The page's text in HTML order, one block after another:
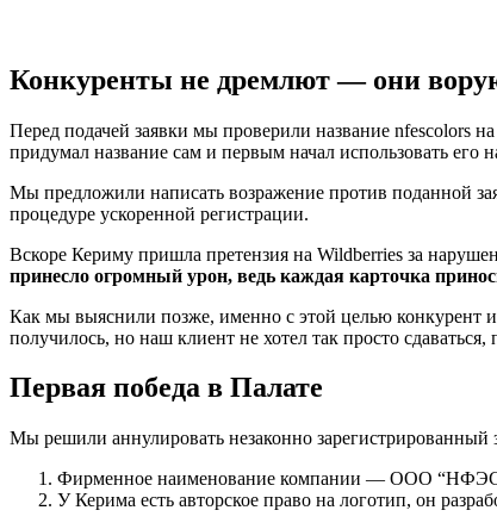
Конкуренты не дремлют — они
Перед подачей заявки мы проверили название nfescolors
придумал название сам и первым начал использовать его
Мы предложили написать возражение против поданной
процедуре ускоренной регистрации.
Вскоре Кериму пришла претензия на Wildberries за
принесло огромный урон, ведь каждая карточка
Как мы выяснили позже, именно с этой целью конкурент
получилось, но наш клиент не хотел так просто
Первая победа в Палате
Мы решили аннулировать незаконно
Фирменное наименование компании — ООО “НФЭС”
У Керима есть авторское право на логотип, он